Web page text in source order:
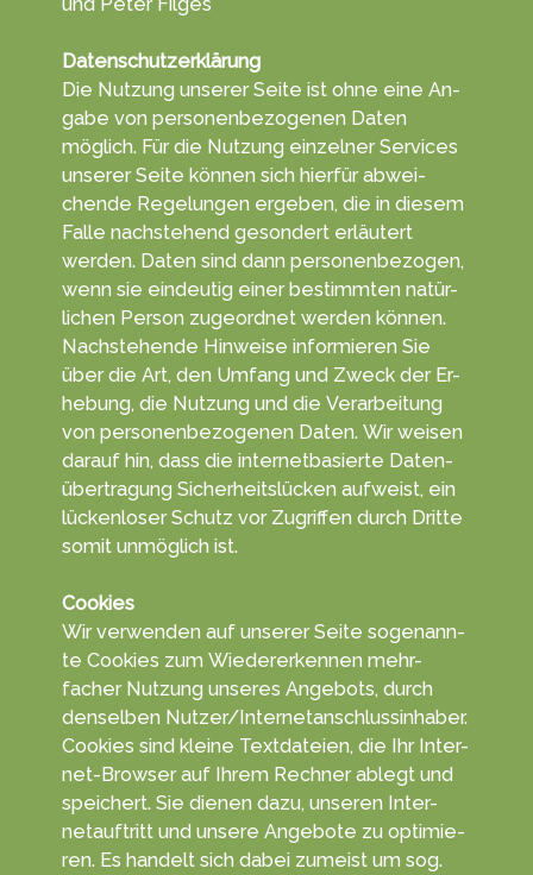
Datenschutzerklärung
Die Nutzung unserer Seite ist ohne eine An­
gabe von per­sonen­be­zoge­nen Daten
möglich. Für die Nut­zung einzelner Ser­vices
unserer Seite können sich hierfür ab­wei­
chen­de Re­ge­lun­gen erge­ben, die in diesem
Falle nachs­tehend ge­son­dert erläu­tert
werden. Daten sind dann personen­bezogen,
wenn sie ein­deutig einer be­stimm­ten na­tür­
lichen Per­son zu­geord­net wer­den können.
Nach­stehende Hin­weise in­for­mieren Sie
über die Art, den Um­fang und Zweck der Er­
he­bung, die Nut­zung und die Ver­arbeitung
von personen­bezogenen Da­ten. Wir weisen
darauf hin, dass die in­ternet­ba­sierte Daten­
über­tragung Sicherheits­lücken aufweist, ein
lücken­loser Schutz vor Zu­grif­fen durch Dritte
somit un­mög­lich ist.
Cookies
Wir ver­wen­den auf unserer Seite so­genann­
te Coo­kies zum Wieder­erken­nen mehr­
facher Nut­zung un­seres An­gebots, durch
den­selben Nutzer/Inter­netan­schluss­in­haber.
Cookies sind kleine Text­da­teien, die Ihr Inter­
net-Browser auf Ihrem Rech­ner ablegt und
spei­chert. Sie die­nen dazu, unseren Inter­
netauf­tritt und unsere An­gebo­te zu opti­mie­
ren. Es han­delt sich da­bei zu­meist um sog.